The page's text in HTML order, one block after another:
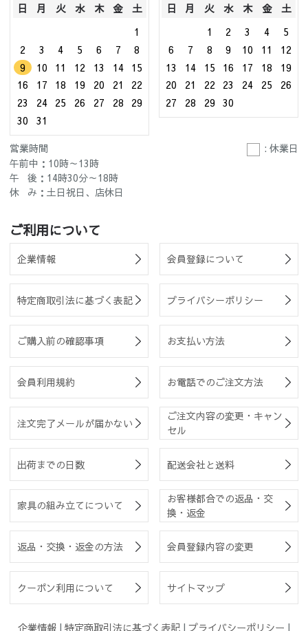
日 月 火 水 木 金
土
1
2
3 4 5 6 7
8
9
10 11 12 13 14
15
16
17 18 19 20 21
22
23
24 25 26 27 28
29
30
31
日 月 火 水 木 金
土
1
2 3 4
5
6
7 8 9 10 11
12
13
14 15 16 17 18
19
20
21 22 23 24 25
26
27
28 29 30
営業時間
: 休業日
午前中：10時～13時
午 後：14時30分～18時
休 み：土日祝日、店休日
ご利用について
企業情報 会員登録について
特定商取引法に基づく表記 プライバシーポリシー
ご購入前の確認事項 お支払い方法
会員利用規約 お電話でのご注文方法
注文完了メールが届かない
ご注文内容の変更・キャン
セル
出荷までの日数 配送会社と送料
家具の組み立てについて
お客様都合での返品・交
換・返金
返品・交換・返金の方法 会員登録内容の変更
クーポン利用について サイトマップ
企業情報 | 特定商取引法に基づく表記 | プライバシーポリシー |